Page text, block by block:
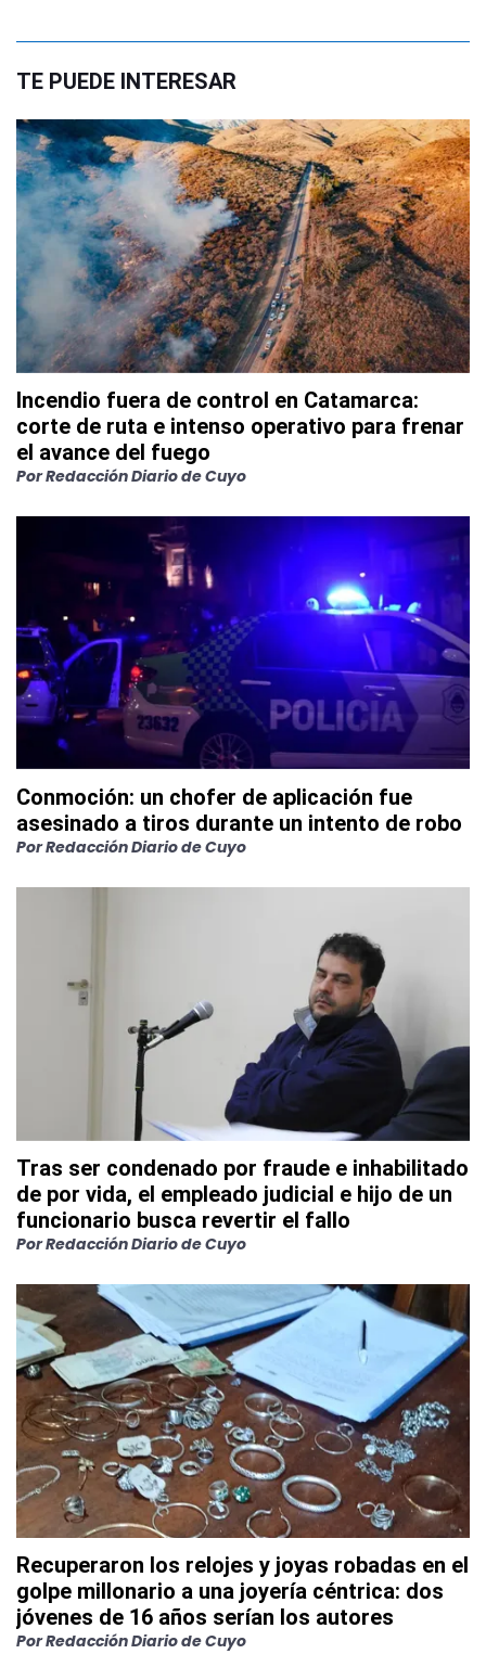
TE PUEDE INTERESAR
Incendio fuera de control en Catamarca:
corte de ruta e intenso operativo para frenar
el avance del fuego
PorRedacción Diario de Cuyo
Conmoción: un chofer de aplicación fue
asesinado a tiros durante un intento de robo
PorRedacción Diario de Cuyo
Tras ser condenado por fraude e inhabilitado
de por vida, el empleado judicial e hijo de un
funcionario busca revertir el fallo
PorRedacción Diario de Cuyo
Recuperaron los relojes y joyas robadas en el
golpe millonario a una joyería céntrica: dos
jóvenes de 16 años serían los autores
PorRedacción Diario de Cuyo